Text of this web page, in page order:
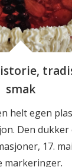
smak
helt egen
Den dukker
17.
markeringer.